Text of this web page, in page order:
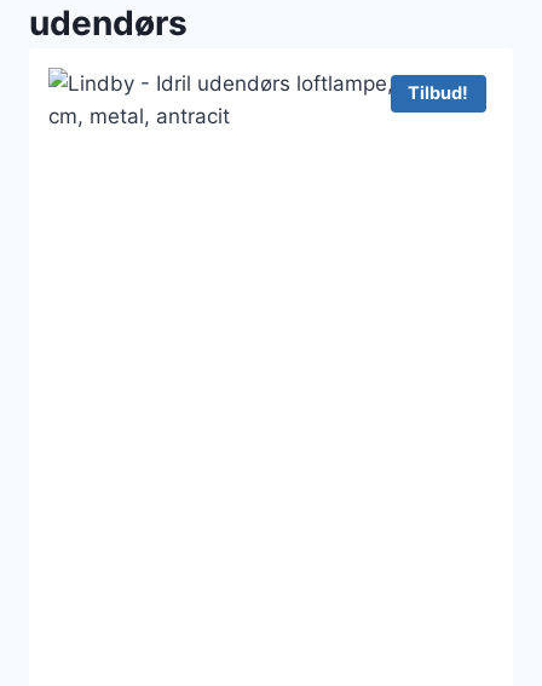
udendørs
Tilbud!